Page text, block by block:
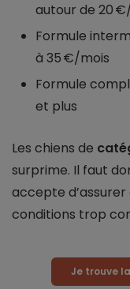
autour de 20
Formule
à 35 €/mois
Formule
et plus
Les chiens de
surprime. Il faut
accepte
conditions trop
Je trouve